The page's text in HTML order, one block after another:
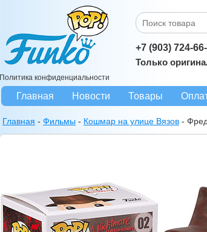
Политика конфиденциальности
+7 (903) 724-
Только
Главная Новости Товары
Главная - Фильмы - Кошмар на улице Вязов -